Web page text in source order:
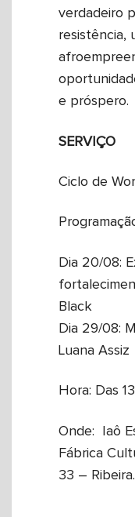
verdadeiro
resistência,
e próspero.
SERVIÇO
Ciclo de
Dia 20/08:
Black
Dia 29/08:
Luana Assiz
Hora: Das
Onde: Iaô
Fábrica
33 – Ribeira.